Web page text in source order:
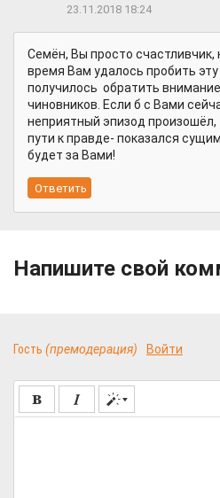
23.11.2018 18:24
Семён, Вы просто счастливчик,
время Вам удалось пробить
получилось обратить
чиновников. Если б с Вами
неприятный эпизод
пути к правде- показался
будет за Вами!
Напишите свой
Гость (премодерация) Войти